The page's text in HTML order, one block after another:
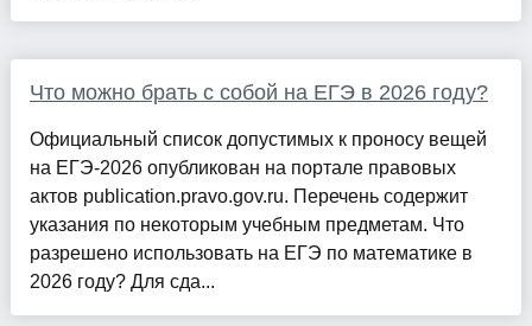
Что можно брать с собой на ЕГЭ в 2026 году?
Официальный список допустимых к проносу вещей
на ЕГЭ-2026 опубликован на портале правовых
актов publication.pravo.gov.ru. Перечень содержит
указания по некоторым учебным предметам. Что
разрешено использовать на ЕГЭ по математике в
2026 году? Для сда...